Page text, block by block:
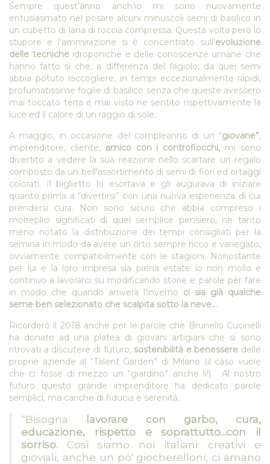
Sempre quest’anno anch’io mi sono nuovamente
entusiasmato nel posare alcuni minuscoli semi di basilico in
un cubetto di lana di roccia compressa. Questa volta però lo
stupore e l’ammirazione si è concentrato sull’evoluzione
delle tecnicheidroponiche e delle conoscenze umane che
hanno fatto sì che, a differenza del fagiolo, da quei semi
abbia potuto raccogliere, in tempi eccezionalmente rapidi,
profumatissime foglie di basilico senza che queste avessero
mai toccato terra e mai visto ne sentito rispettivamente la
luce ed il calore di un raggio di sole.
A maggio, in occasione del compleanno di un “giovane”,
imprenditore, cliente,amico con i controfiocchi, mi sono
divertito a vedere la sua reazione nello scartare un regalo
composto da un bell’assortimento di semi di fiori ed ortaggi
colorati. Il biglietto lo esortava e gli augurava di iniziare
quanto prima a “divertirsi” con una nuova esperienza di cui
prendersi cura. Non sono sicuro che abbia compreso i
molteplici significati di quel semplice pensiero, ne tanto
meno notato la distribuzione dei tempi consigliati per la
semina in modo da avere un orto sempre ricco e variegato,
ovviamente compatibilmente con le stagioni. Nonostante
per lui e la loro impresa sia piena estate io non mollo e
continuo a lavorarci su modificando storie e parole per fare
in modo che quando arriverà l’inverno ci sia già qualche
seme ben selezionato che scalpita sotto la neve…
Ricorderò il 2018 anche per le parole che Brunello Cucinelli
ha donato ad una platea di giovani artigiani che si sono
ritrovati a discutere di futuro, sostenibilità e benessere delle
proprie aziende al “Talent Garden” di Milano (il caso vuole
che ci fosse di mezzo un “giardino” anche lì!). Al nostro
futuro questo grande imprenditore ha dedicato parole
semplici, ma cariche di fiducia e serenità.
“Bisogna lavorare con garbo, cura,
educazione, rispetto e soprattutto...con il
sorriso. Così siamo noi italiani: creativi e
gioviali, anche un po' giocherelloni, ci amano